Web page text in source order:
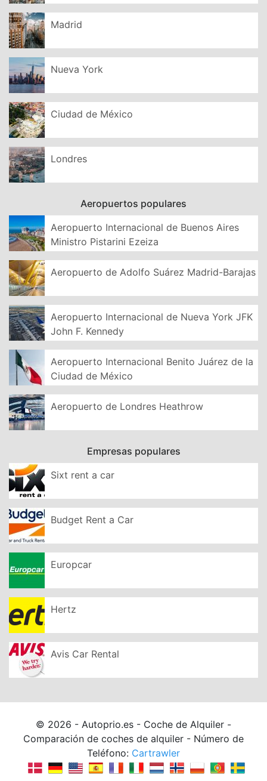
Madrid
Nueva York
Ciudad de México
Londres
Aeropuertos populares
Aeropuerto Internacional de Buenos Aires
Ministro Pistarini Ezeiza
Aeropuerto de Adolfo Suárez Madrid-Barajas
Aeropuerto Internacional de Nueva York JFK
John F. Kennedy
Aeropuerto Internacional Benito Juárez de la
Ciudad de México
Aeropuerto de Londres Heathrow
Empresas populares
Sixt rent a car
Budget Rent a Car
Europcar
Hertz
Avis Car Rental
© 2026 - Autoprio.es - Coche de Alquiler -
Comparación de coches de alquiler - Número de
Teléfono: Cartrawler